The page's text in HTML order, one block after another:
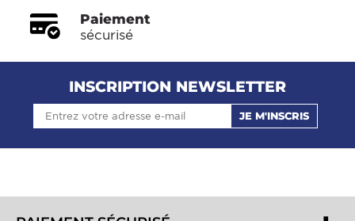
Paiement
sécurisé
INSCRIPTION NEWSLETTER
JE M'INSCRIS